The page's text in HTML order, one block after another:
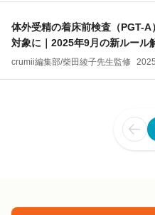
体外受精の着床前検査（PGT-A
対象に｜2025年9月の新ルール
crumii編集部/柴田綾子先生監修